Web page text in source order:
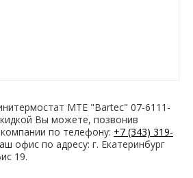
MTE "Bartec" 07-6111-
Вы можете, позвонив
по телефону: +7 (343) 319-
офис по адресу: г. Екатеринбург
19.